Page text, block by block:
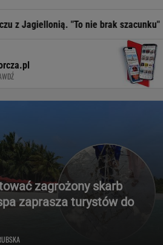
"To nie brak szacunku"
zagrożony skarb
zaprasza turystów do